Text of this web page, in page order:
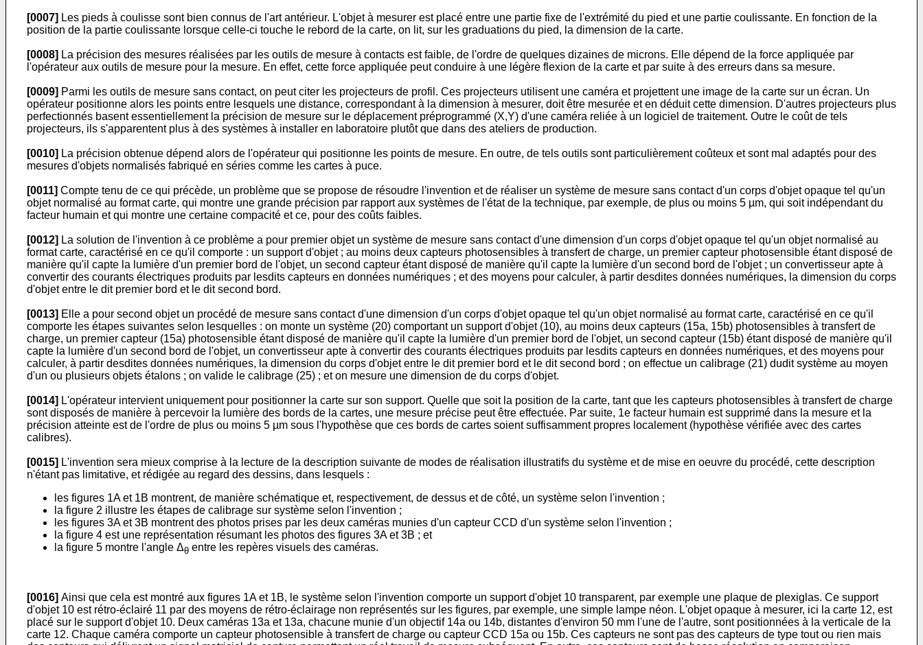
[0007] Les pieds à coulisse sont bien connus de l'art antérieur. L'objet à mesurer est placé entre une partie fixe de l'extrémité du pied et une partie coulissante. En fonction de la
position de la partie coulissante lorsque celle-ci touche le rebord de la carte, on lit, sur les graduations du pied, la dimension de la carte.
[0008] La précision des mesures réalisées par les outils de mesure à contacts est faible, de l'ordre de quelques dizaines de microns. Elle dépend de la force appliquée par
l'opérateur aux outils de mesure pour la mesure. En effet, cette force appliquée peut conduire à une légère flexion de la carte et par suite à des erreurs dans sa mesure.
[0009] Parmi les outils de mesure sans contact, on peut citer les projecteurs de profil. Ces projecteurs utilisent une caméra et projettent une image de la carte sur un écran. Un
opérateur positionne alors les points entre lesquels une distance, correspondant à la dimension à mesurer, doit être mesurée et en déduit cette dimension. D'autres projecteurs plus
perfectionnés basent essentiellement la précision de mesure sur le déplacement préprogrammé (X,Y) d'une caméra reliée à un logiciel de traitement. Outre le coût de tels
projecteurs, ils s'apparentent plus à des systèmes à installer en laboratoire plutôt que dans des ateliers de production.
[0010] La précision obtenue dépend alors de l'opérateur qui positionne les points de mesure. En outre, de tels outils sont particulièrement coûteux et sont mal adaptés pour des
mesures d'objets normalisés fabriqué en séries comme les cartes à puce.
[0011] Compte tenu de ce qui précède, un problème que se propose de résoudre l'invention et de réaliser un système de mesure sans contact d'un corps d'objet opaque tel qu'un
objet normalisé au format carte, qui montre une grande précision par rapport aux systèmes de l'état de la technique, par exemple, de plus ou moins 5 µm, qui soit indépendant du
facteur humain et qui montre une certaine compacité et ce, pour des coûts faibles.
[0012] La solution de l'invention à ce problème a pour premier objet un système de mesure sans contact d'une dimension d'un corps d'objet opaque tel qu'un objet normalisé au
format carte, caractérisé en ce qu'il comporte : un support d'objet ; au moins deux capteurs photosensibles à transfert de charge, un premier capteur photosensible étant disposé de
manière qu'il capte la lumière d'un premier bord de l'objet, un second capteur étant disposé de manière qu'il capte la lumière d'un second bord de l'objet ; un convertisseur apte à
convertir des courants électriques produits par lesdits capteurs en données numériques ; et des moyens pour calculer, à partir desdites données numériques, la dimension du corps
d'objet entre le dit premier bord et le dit second bord.
[0013] Elle a pour second objet un procédé de mesure sans contact d'une dimension d'un corps d'objet opaque tel qu'un objet normalisé au format carte, caractérisé en ce qu'il
comporte les étapes suivantes selon lesquelles : on monte un système (20) comportant un support d'objet (10), au moins deux capteurs (15a, 15b) photosensibles à transfert de
charge, un premier capteur (15a) photosensible étant disposé de manière qu'il capte la lumière d'un premier bord de l'objet, un second capteur (15b) étant disposé de manière qu'il
capte la lumière d'un second bord de l'objet, un convertisseur apte à convertir des courants électriques produits par lesdits capteurs en données numériques, et des moyens pour
calculer, à partir desdites données numériques, la dimension du corps d'objet entre le dit premier bord et le dit second bord ; on effectue un calibrage (21) dudit système au moyen
d'un ou plusieurs objets étalons ; on valide le calibrage (25) ; et on mesure une dimension de du corps d'objet.
[0014] L'opérateur intervient uniquement pour positionner la carte sur son support. Quelle que soit la position de la carte, tant que les capteurs photosensibles à transfert de charge
sont disposés de manière à percevoir la lumière des bords de la cartes, une mesure précise peut être effectuée. Par suite, 1e facteur humain est supprimé dans la mesure et la
précision atteinte est de l'ordre de plus ou moins 5 µm sous l'hypothèse que ces bords de cartes soient suffisamment propres localement (hypothèse vérifiée avec des cartes
calibres).
[0015] L'invention sera mieux comprise à la lecture de la description suivante de modes de réalisation illustratifs du système et de mise en oeuvre du procédé, cette description
n'étant pas limitative, et rédigée au regard des dessins, dans lesquels :
les figures 1A et 1B montrent, de manière schématique et, respectivement, de dessus et de côté, un système selon l'invention ;
la figure 2 illustre les étapes de calibrage sur système selon l'invention ;
les figures 3A et 3B montrent des photos prises par les deux caméras munies d'un capteur CCD d'un système selon l'invention ;
la figure 4 est une représentation résumant les photos des figures 3A et 3B ; et
la figure 5 montre l'angle Δθ entre les repères visuels des caméras.
[0016] Ainsi que cela est montré aux figures 1A et 1B, le système selon l'invention comporte un support d'objet 10 transparent, par exemple une plaque de plexiglas. Ce support
d'objet 10 est rétro-éclairé 11 par des moyens de rétro-éclairage non représentés sur les figures, par exemple, une simple lampe néon. L'objet opaque à mesurer, ici la carte 12, est
placé sur le support d'objet 10. Deux caméras 13a et 13a, chacune munie d'un objectif 14a ou 14b, distantes d'environ 50 mm l'une de l'autre, sont positionnées à la verticale de la
carte 12. Chaque caméra comporte un capteur photosensible à transfert de charge ou capteur CCD 15a ou 15b. Ces capteurs ne sont pas des capteurs de type tout ou rien mais